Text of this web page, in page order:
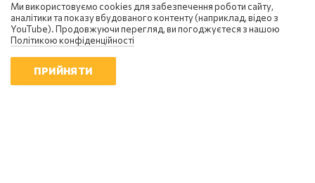
Ми використовуємо cookies для забезпечення роботи сайту,
аналітики та показу вбудованого контенту (наприклад, відео з
YouTube). Продовжуючи перегляд, ви погоджуєтеся з нашою
Політикою конфіденційності
ПРИЙНЯТИ